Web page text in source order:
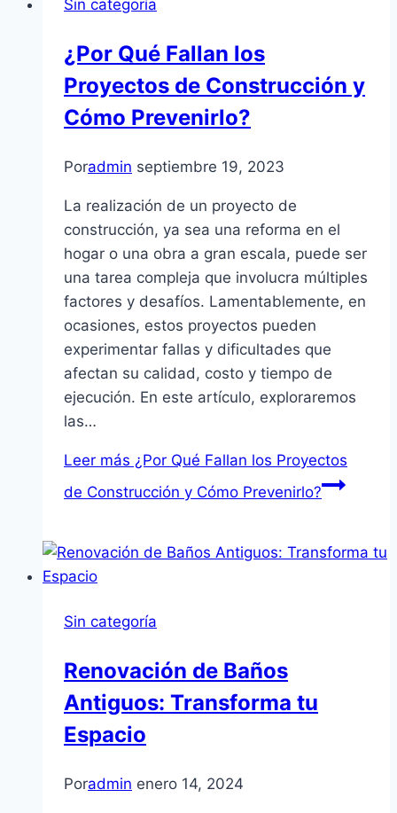
Sin categoría
¿Por Qué Fallan los
Proyectos de Construcción y
Cómo Prevenirlo?
Poradmin septiembre 19, 2023
La realización de un proyecto de
construcción, ya sea una reforma en el
hogar o una obra a gran escala, puede ser
una tarea compleja que involucra múltiples
factores y desafíos. Lamentablemente, en
ocasiones, estos proyectos pueden
experimentar fallas y dificultades que
afectan su calidad, costo y tiempo de
ejecución. En este artículo, exploraremos
las…
Leer más ¿Por Qué Fallan los Proyectos
de Construcción y Cómo Prevenirlo?
Sin categoría
Renovación de Baños
Antiguos: Transforma tu
Espacio
Poradmin enero 14, 2024